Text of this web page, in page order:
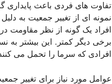
تفاوت های فردی باعث پایداری
نمونه ای از تغییر جمعیت به
افراد یک گونه از نظر مقاومت
برخی دیگر کمتر. این بیشتر به
افرادی که سرما را تحمل می
عوامل مورد نیاز برای تغییر